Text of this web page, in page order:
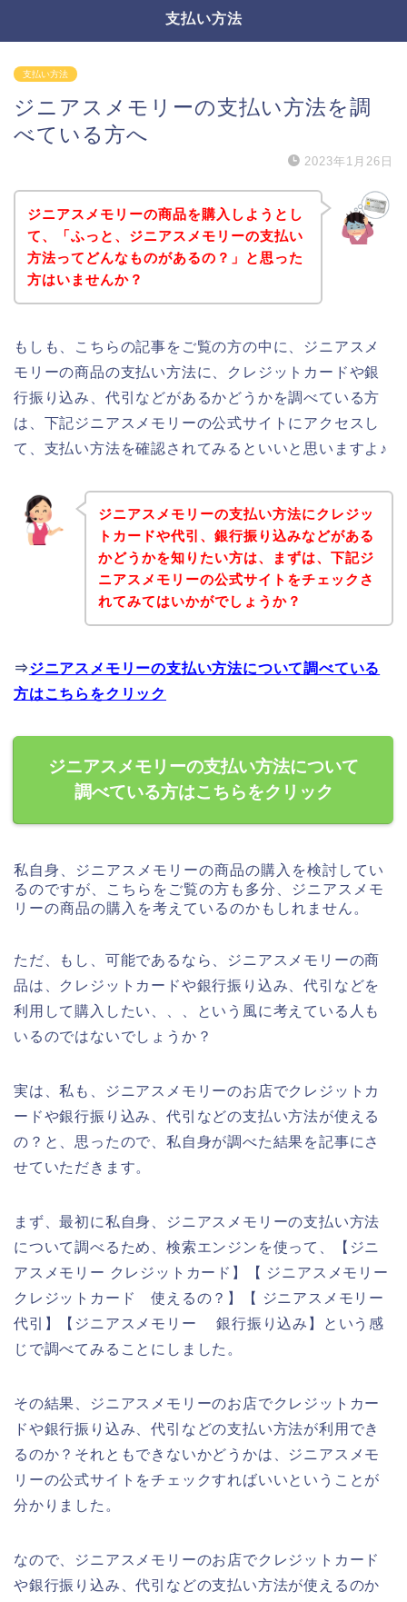
支払い方法
支払い方法
ジニアスメモリーの支払い方法を調
べている方へ
2023年1月26日
ジニアスメモリーの商品を購入しようとし
て、「ふっと、ジニアスメモリーの支払い
方法ってどんなものがあるの？」と思った
方はいませんか？
もしも、こちらの記事をご覧の方の中に、ジニアスメ
モリーの商品の支払い方法に、クレジットカードや銀
行振り込み、代引などがあるかどうかを調べている方
は、下記ジニアスメモリーの公式サイトにアクセスし
て、支払い方法を確認されてみるといいと思いますよ♪
ジニアスメモリーの支払い方法にクレジッ
トカードや代引、銀行振り込みなどがある
かどうかを知りたい方は、まずは、下記ジ
ニアスメモリーの公式サイトをチェックさ
れてみてはいかがでしょうか？
⇒ジニアスメモリーの支払い方法について調べている
方はこちらをクリック
ジニアスメモリーの支払い方法について
調べている方はこちらをクリック
私自身、ジニアスメモリーの商品の購入を検討してい
るのですが、こちらをご覧の方も多分、ジニアスメモ
リーの商品の購入を考えているのかもしれません。
ただ、もし、可能であるなら、ジニアスメモリーの商
品は、クレジットカードや銀行振り込み、代引などを
利用して購入したい、、、という風に考えている人も
いるのではないでしょうか？
実は、私も、ジニアスメモリーのお店でクレジットカ
ードや銀行振り込み、代引などの支払い方法が使える
の？と、思ったので、私自身が調べた結果を記事にさ
せていただきます。
まず、最初に私自身、ジニアスメモリーの支払い方法
について調べるため、検索エンジンを使って、【ジニ
アスメモリー クレジットカード】【 ジニアスメモリー
クレジットカード 使えるの？】【 ジニアスメモリー
代引】【ジニアスメモリー 銀行振り込み】という感
じで調べてみることにしました。
その結果、ジニアスメモリーのお店でクレジットカー
ドや銀行振り込み、代引などの支払い方法が利用でき
るのか？それともできないかどうかは、ジニアスメモ
リーの公式サイトをチェックすればいいということが
分かりました。
なので、ジニアスメモリーのお店でクレジットカード
や銀行振り込み、代引などの支払い方法が使えるのか